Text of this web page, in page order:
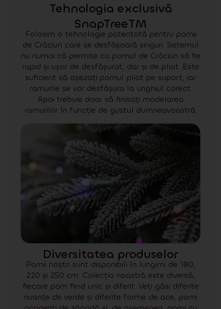
Tehnologia exclusivă
SnapTreeTM
Folosim o tehnologie patentată pentru pomii
de Crăciun care se desfășoară singuri. Sistemul
nu numai că permite ca pomul de Crăciun să fie
rapid și ușor de desfășurat, dar și de pliat. Este
suficient să așezați pomul pliat pe suport, iar
ramurile se vor desfășura la unghiul corect.
Apoi trebuie doar să finisați modelarea
ramurilor în funcție de gustul dumneavoastră.
Diversitatea produselor
Pomii noștri sunt disponibili în lungimi de 180,
220 și 250 cm. Colecția noastră este diversă,
fiecare pom fiind unic și diferit. Veți găsi diferite
nuanțe de verde și diferite forme de ace, pomi